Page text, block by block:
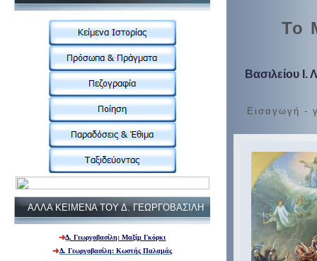
Το
Βασιλείου
Εισαγωγή -
ΑΛΛΑ ΚΕΙΜΕΝΑ ΤΟΥ Δ. ΓΕΩΡΓΟΒΑΣΙΛΗ
Δ. Γεωργοβασίλη: Μαξίμ Γκόρκι
Δ. Γεωργοβασίλη: Kωστής Παλαμάς